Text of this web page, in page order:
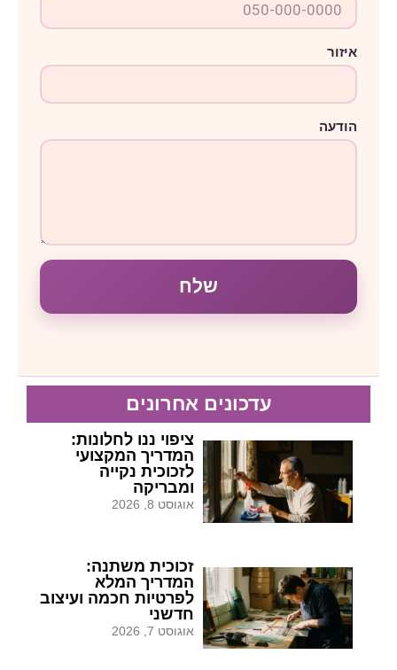
ו
ע
ה
איזור
הודעה
שלח
עדכונים אחרונים
ציפוי ננו לחלונות:
המדריך המקצועי
לזכוכית נקייה
ומבריקה
אוגוסט 8, 2026
זכוכית משתנה:
המדריך המלא
לפרטיות חכמה ועיצוב
חדשני
אוגוסט 7, 2026